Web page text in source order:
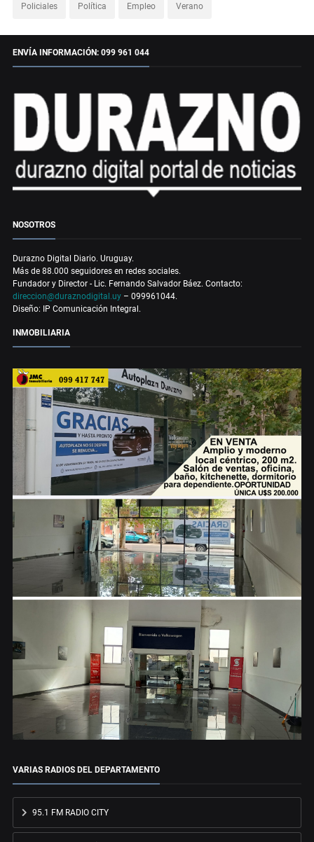
Policiales Política Empleo Verano
ENVÍA INFORMACIÓN: 099 961 044
NOSOTROS
Durazno Digital Diario. Uruguay.
Más de 88.000 seguidores en redes sociales.
Fundador y Director - Lic. Fernando Salvador Báez. Contacto:
direccion@duraznodigital.uy – 099961044.
Diseño: IP Comunicación Integral.
INMOBILIARIA
VARIAS RADIOS DEL DEPARTAMENTO
95.1 FM RADIO CITY